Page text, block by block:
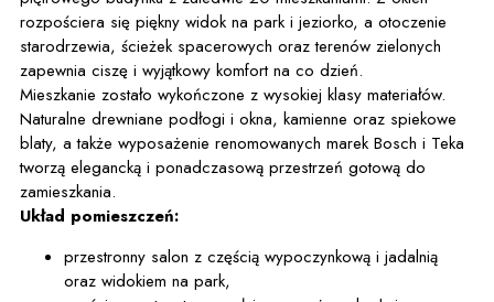
rozpościera się piękny widok na park i jeziorko, a otoczenie
starodrzewia, ścieżek spacerowych oraz terenów zielonych
zapewnia ciszę i wyjątkowy komfort na co dzień.
Mieszkanie zostało wykończone z wysokiej klasy materiałów.
Naturalne drewniane podłogi i okna, kamienne oraz spiekowe
blaty, a także wyposażenie renomowanych marek Bosch i Teka
tworzą elegancką i ponadczasową przestrzeń gotową do
zamieszkania.
Układ pomieszczeń:
przestronny salon z częścią wypoczynkową i jadalnią
oraz widokiem na park,